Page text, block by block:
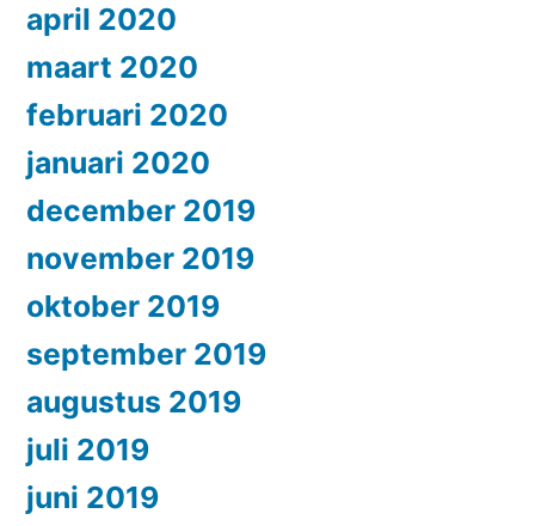
april 2020
maart 2020
februari 2020
januari 2020
december 2019
november 2019
oktober 2019
september 2019
augustus 2019
juli 2019
juni 2019